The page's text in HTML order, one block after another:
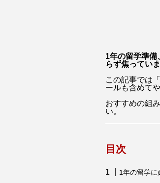
アンドリュー・ガーフィールド
ウーナ・チ
エル・フ
ザ・バットマン
ジュラ
1年の留学準備
らず焦ってい
この記事では
ールも含めて
おすすめの組
い。
目次
1年の留学に